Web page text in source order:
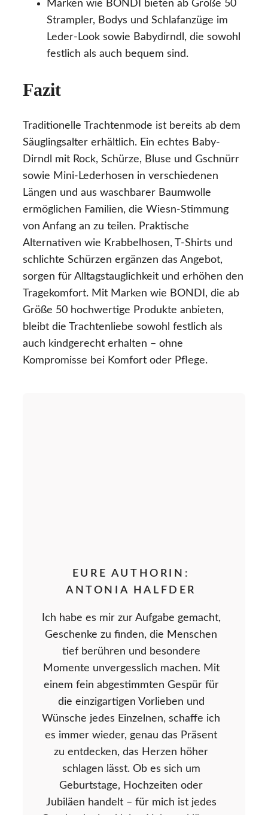
Marken wie BONDI bieten ab Größe 50
Strampler, Bodys und Schlafanzüge im
Leder-Look sowie Babydirndl, die sowohl
festlich als auch bequem sind.
Fazit
Traditionelle Trachtenmode ist bereits ab dem
Säuglingsalter erhältlich. Ein echtes Baby-
Dirndl mit Rock, Schürze, Bluse und Gschnürr
sowie Mini-Lederhosen in verschiedenen
Längen und aus waschbarer Baumwolle
ermöglichen Familien, die Wiesn-Stimmung
von Anfang an zu teilen. Praktische
Alternativen wie Krabbelhosen, T-Shirts und
schlichte Schürzen ergänzen das Angebot,
sorgen für Alltagstauglichkeit und erhöhen den
Tragekomfort. Mit Marken wie BONDI, die ab
Größe 50 hochwertige Produkte anbieten,
bleibt die Trachtenliebe sowohl festlich als
auch kindgerecht erhalten – ohne
Kompromisse bei Komfort oder Pflege.
EURE AUTHORIN:
ANTONIA HALFDER
Ich habe es mir zur Aufgabe gemacht,
Geschenke zu finden, die Menschen
tief berühren und besondere
Momente unvergesslich machen. Mit
einem fein abgestimmten Gespür für
die einzigartigen Vorlieben und
Wünsche jedes Einzelnen, schaffe ich
es immer wieder, genau das Präsent
zu entdecken, das Herzen höher
schlagen lässt. Ob es sich um
Geburtstage, Hochzeiten oder
Jubiläen handelt – für mich ist jedes